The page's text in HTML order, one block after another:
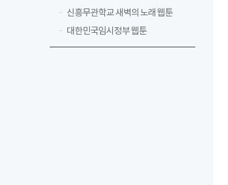
신흥무관학교 새벽의 노래 웹툰
대한민국임시정부 웹툰